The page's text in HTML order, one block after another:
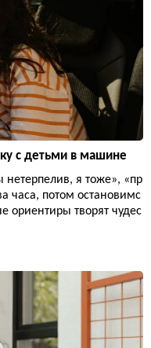
с детьми в машине
нетерпелив, я тоже», «пр
часа, потом остановимс
ориентиры творят чудес